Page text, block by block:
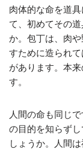
肉体的な命を道
て、初めてその
か。包丁は、肉
すために造られ
があります。本
す。
人間の命も同じ
の目的を知らず
しょうか。人間